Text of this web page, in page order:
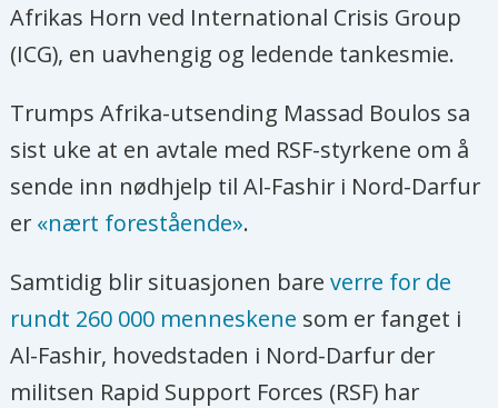
Afrikas Horn ved International Crisis Group
(ICG), en uavhengig og ledende tankesmie.
Trumps Afrika-utsending Massad Boulos sa
sist uke at en avtale med RSF-styrkene om å
sende inn nødhjelp til Al-Fashir i Nord-Darfur
er «nært forestående».
Samtidig blir situasjonen bareverre for de
rundt 260 000 menneskene som er fanget i
Al-Fashir, hovedstaden i Nord-Darfur der
militsen Rapid Support Forces (RSF) har